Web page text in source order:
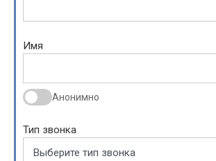
Имя
Анонимно
Тип звонка